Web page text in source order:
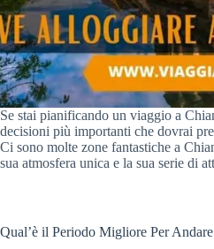
Se stai pianificando un viaggio a
decisioni più importanti che dovrai
Ci sono molte zone fantastiche a
sua atmosfera unica e la sua serie di
Qual’è il Periodo Migliore Per